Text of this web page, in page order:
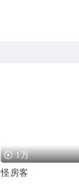
1万
怪房客